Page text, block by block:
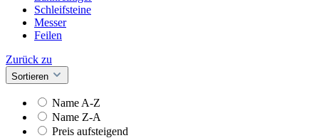
Schleifsteine
Messer
Feilen
Zurück zu
Sortieren
Name A-Z
Name Z-A
Preis aufsteigend